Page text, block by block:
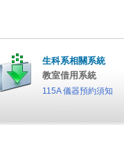
生科系相關系統
教室借用系統
115A 儀器預約須知